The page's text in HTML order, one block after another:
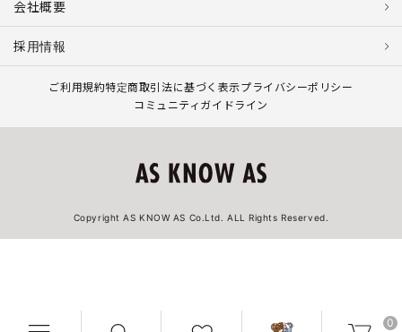
0
会社概要
採用情報
ご利用規約特定商取引法に基づく表示プライバシーポリシー
コミュニティガイドライン
Copyright AS KNOW AS Co.Ltd. ALL Rights Reserved.